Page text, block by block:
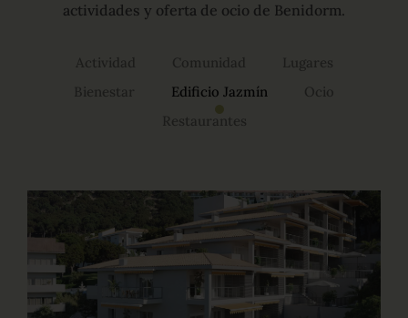
actividades y oferta de ocio de Benidorm.
Actividad Comunidad
Lugares
Bienestar
Edificio Jazmín
Ocio
Restaurantes